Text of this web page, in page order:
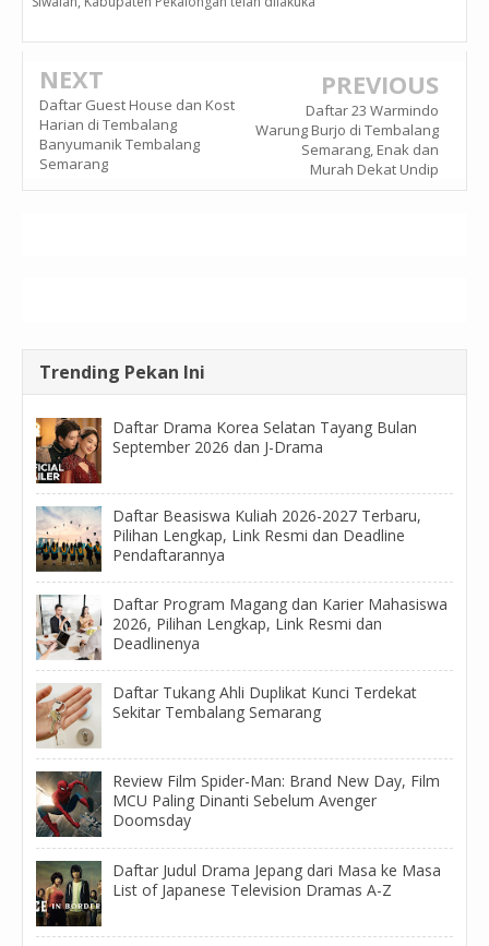
NEXT
Daftar Guest House dan Kost
Harian di Tembalang
Banyumanik Tembalang
Semarang
PREVIOUS
Daftar 23 Warmindo
Warung Burjo di Tembalang
Semarang, Enak dan
Murah Dekat Undip
Trending Pekan Ini
Daftar Drama Korea Selatan Tayang Bulan
September 2026 dan J-Drama
Daftar Beasiswa Kuliah 2026-2027 Terbaru,
Pilihan Lengkap, Link Resmi dan Deadline
Pendaftarannya
Daftar Program Magang dan Karier Mahasiswa
2026, Pilihan Lengkap, Link Resmi dan
Deadlinenya
Daftar Tukang Ahli Duplikat Kunci Terdekat
Sekitar Tembalang Semarang
Review Film Spider-Man: Brand New Day, Film
MCU Paling Dinanti Sebelum Avenger
Doomsday
Daftar Judul Drama Jepang dari Masa ke Masa
List of Japanese Television Dramas A-Z